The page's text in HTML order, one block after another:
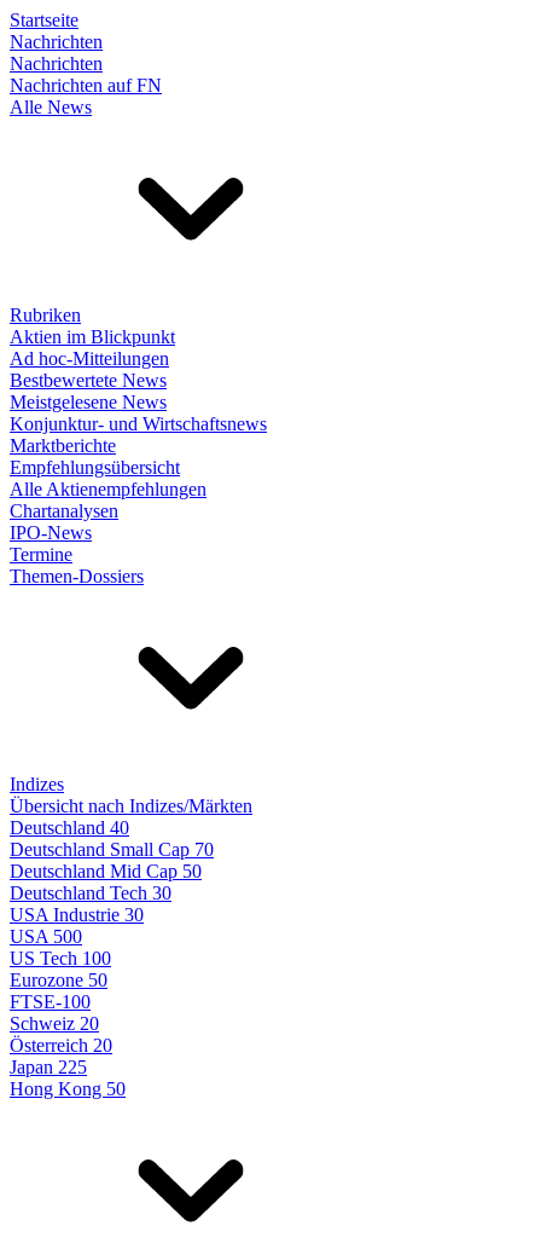
Startseite
Nachrichten
Nachrichten
Nachrichten auf FN
Alle News
Rubriken
Aktien im Blickpunkt
Ad hoc-Mitteilungen
Bestbewertete News
Meistgelesene News
Konjunktur- und Wirtschaftsnews
Marktberichte
Empfehlungsübersicht
Alle Aktienempfehlungen
Chartanalysen
IPO-News
Termine
Themen-Dossiers
Indizes
Übersicht nach Indizes/Märkten
Deutschland 40
Deutschland Small Cap 70
Deutschland Mid Cap 50
Deutschland Tech 30
USA Industrie 30
USA 500
US Tech 100
Eurozone 50
FTSE-100
Schweiz 20
Österreich 20
Japan 225
Hong Kong 50